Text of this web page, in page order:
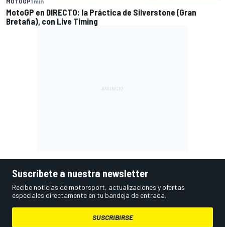
MotoGP en DIRECTO: la Práctica de Silverstone (Gran
Bretaña), con Live Timing
Suscríbete a nuestra newsletter
Recibe noticias de motorsport, actualizaciones y ofertas
especiales directamente en tu bandeja de entrada.
SUSCRIBIRSE